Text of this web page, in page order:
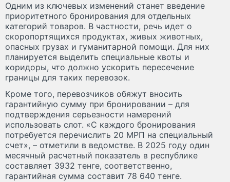
Одним из ключевых изменений станет введение
приоритетного бронирования для отдельных
категорий товаров. В частности, речь идет о
скоропортящихся продуктах, живых животных,
опасных грузах и гуманитарной помощи. Для них
планируется выделить специальные квоты и
коридоры, что должно ускорить пересечение
границы для таких перевозок.
Кроме того, перевозчиков обяжут вносить
гарантийную сумму при бронировании – для
подтверждения серьезности намерений
использовать слот. «С каждого бронирования
потребуется перечислить 20 МРП на специальный
счет», – отметили в ведомстве. В 2025 году один
месячный расчетный показатель в республике
составляет 3932 тенге, соответственно,
гарантийная сумма составит 78 640 тенге.